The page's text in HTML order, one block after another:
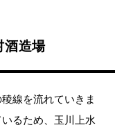
造場
線を流れていきま
るため、玉川上水